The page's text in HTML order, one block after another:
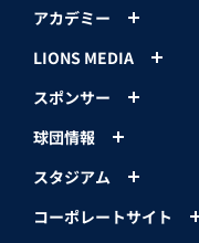
アカデミー
LIONS MEDIA
スポンサー
球団情報
スタジアム
コーポレートサイト